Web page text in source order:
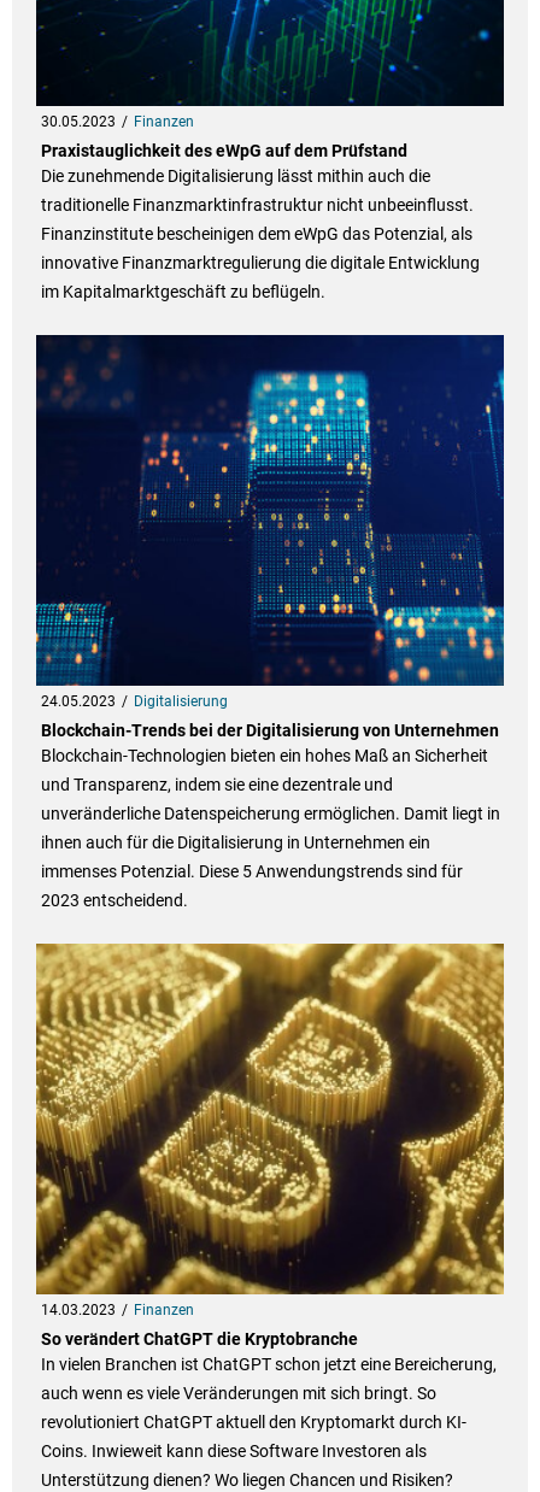
30.05.2023 Finanzen
Praxistauglichkeit des eWpG auf dem Prüfstand
Die zunehmende Digitalisierung lässt mithin auch die
traditionelle Finanzmarktinfrastruktur nicht unbeeinflusst.
Finanzinstitute bescheinigen dem eWpG das Potenzial, als
innovative Finanzmarktregulierung die digitale Entwicklung
im Kapitalmarktgeschäft zu beflügeln.
24.05.2023 Digitalisierung
Blockchain-Trends bei der Digitalisierung von Unternehmen
Blockchain-Technologien bieten ein hohes Maß an Sicherheit
und Transparenz, indem sie eine dezentrale und
unveränderliche Datenspeicherung ermöglichen. Damit liegt in
ihnen auch für die Digitalisierung in Unternehmen ein
immenses Potenzial. Diese 5 Anwendungstrends sind für
2023 entscheidend.
14.03.2023 Finanzen
So verändert ChatGPT die Kryptobranche
In vielen Branchen ist ChatGPT schon jetzt eine Bereicherung,
auch wenn es viele Veränderungen mit sich bringt. So
revolutioniert ChatGPT aktuell den Kryptomarkt durch KI-
Coins. Inwieweit kann diese Software Investoren als
Unterstützung dienen? Wo liegen Chancen und Risiken?